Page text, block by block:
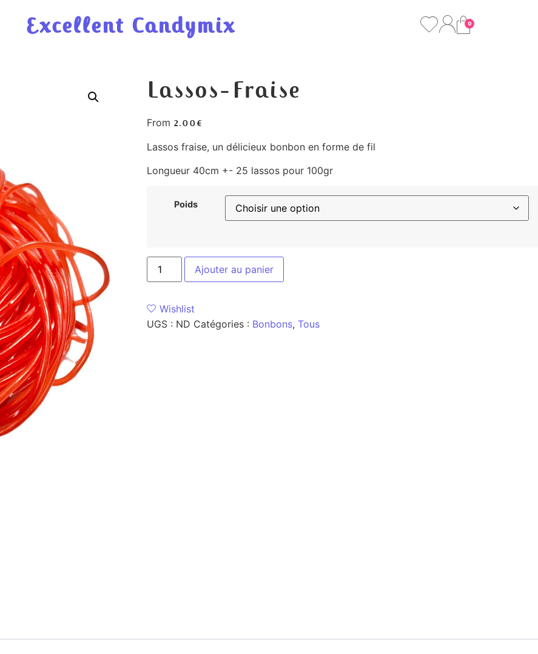
Excellent Candymix 0
Lassos-Fraise
From 2.00€
Lassos fraise, un délicieux bonbon en forme de fil
Longueur 40cm +- 25 lassos pour 100gr
Poids
Ajouter au panier
Wishlist
UGS : ND Catégories : Bonbons, Tous